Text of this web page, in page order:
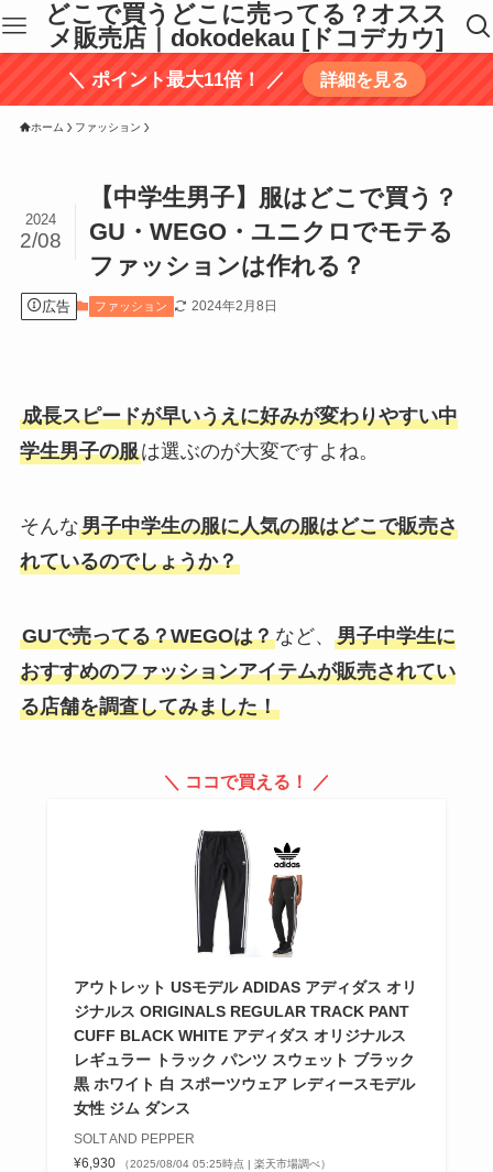
どこで買うどこに売ってる？オスス
メ販売店｜dokodekau [ドコデカウ]
＼ ポイント最大11倍！ ／ 詳細を見る
ホーム ファッション
【中学生男子】服はどこで買う？
GU・WEGO・ユニクロでモテる
ファッションは作れる？
2024
2/08
広告 ファッション 2024年2月8日
成長スピードが早いうえに好みが変わりやすい中
学生男子の服は選ぶのが大変ですよね。
そんな男子中学生の服に人気の服はどこで販売さ
れているのでしょうか？
GUで売ってる？WEGOは？など、 男子中学生に
おすすめのファッションアイテムが販売されてい
る店舗を調査してみました！
＼ ココで買える！ ／
アウトレット USモデル ADIDAS アディダス オリ
ジナルス ORIGINALS REGULAR TRACK PANT
CUFF BLACK WHITE アディダス オリジナルス
レギュラー トラック パンツ スウェット ブラック
黒 ホワイト 白 スポーツウェア レディースモデル
女性 ジム ダンス
SOLT AND PEPPER
¥6,930
（2025/08/04 05:25時点 | 楽天市場調べ）